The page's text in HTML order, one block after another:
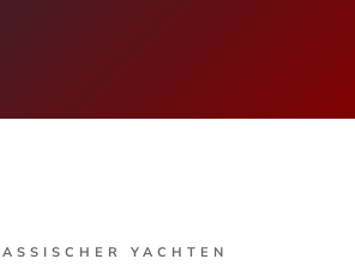
YACHTEN